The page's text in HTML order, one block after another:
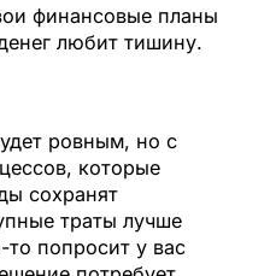
финансовые планы
любит тишину.
ровным, но с
которые
сохранят
траты лучше
попросит у вас